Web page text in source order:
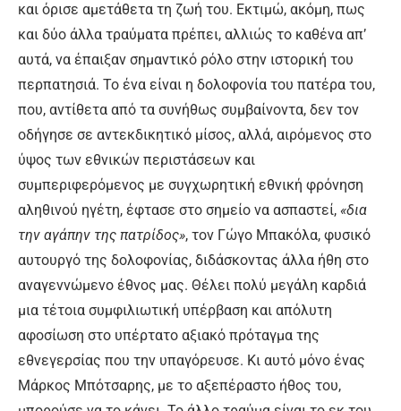
και όρισε αμετάθετα τη ζωή του. Εκτιμώ, ακόμη, πως
και δύο άλλα τραύματα πρέπει, αλλιώς το καθένα απ’
αυτά, να έπαιξαν σημαντικό ρόλο στην ιστορική του
περπατησιά. Το ένα είναι η δολοφονία του πατέρα του,
που, αντίθετα από τα συνήθως συμβαίνοντα, δεν τον
οδήγησε σε αντεκδικητικό μίσος, αλλά, αιρόμενος στο
ύψος των εθνικών περιστάσεων και
συμπεριφερόμενος με συγχωρητική εθνική φρόνηση
αληθινού ηγέτη, έφτασε στο σημείο να ασπαστεί, «δια
την αγάπην της πατρίδος», τον Γώγο Μπακόλα, φυσικό
αυτουργό της δολοφονίας, διδάσκοντας άλλα ήθη στο
αναγεννώμενο έθνος μας. Θέλει πολύ μεγάλη καρδιά
μια τέτοια συμφιλιωτική υπέρβαση και απόλυτη
αφοσίωση στο υπέρτατο αξιακό πρόταγμα της
εθνεγερσίας που την υπαγόρευσε. Κι αυτό μόνο ένας
Μάρκος Μπότσαρης, με το αξεπέραστο ήθος του,